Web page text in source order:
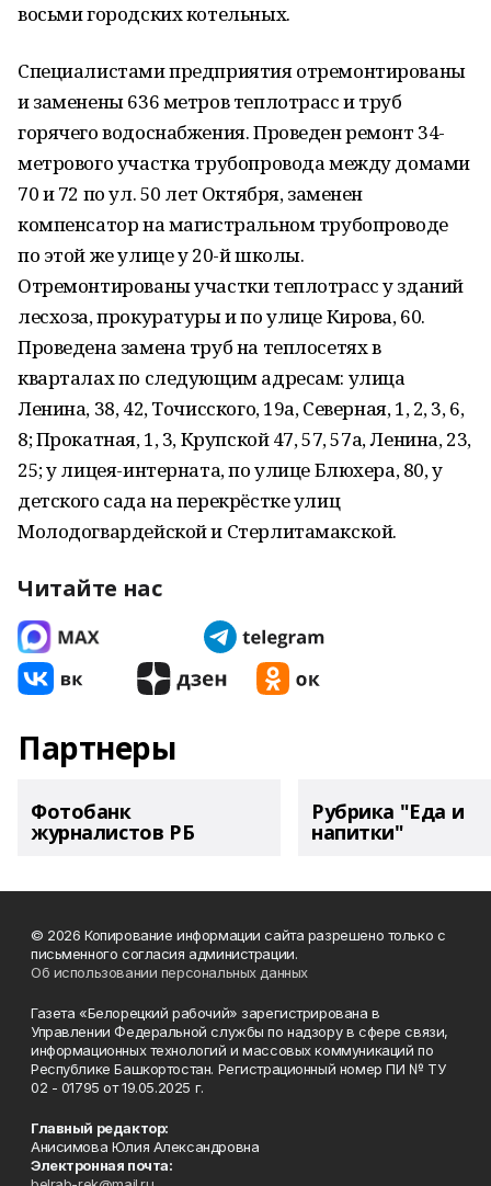
восьми городских котельных.
Специалистами предприятия отремонтированы
и заменены 636 метров теплотрасс и труб
горячего водоснабжения. Проведен ремонт 34-
метрового участка трубопровода между домами
70 и 72 по ул. 50 лет Октября, заменен
компенсатор на магистральном трубопроводе
по этой же улице у 20-й школы.
Отремонтированы участки теплотрасс у зданий
лесхоза, прокуратуры и по улице Кирова, 60.
Проведена замена труб на теплосетях в
кварталах по следующим адресам: улица
Ленина, 38, 42, Точисского, 19а, Северная, 1, 2, 3, 6,
8; Прокатная, 1, 3, Крупской 47, 57, 57а, Ленина, 23,
25; у лицея-интерната, по улице Блюхера, 80, у
детского сада на перекрёстке улиц
Молодогвардейской и Стерлитамакской.
Читайте нас
Партнеры
Фотобанк
журналистов РБ
Рубрика "Еда и
напитки"
© 2026 Копирование информации сайта разрешено только с
письменного согласия администрации.
Об использовании персональных данных
Газета «Белорецкий рабочий» зарегистрирована в
Управлении Федеральной службы по надзору в сфере связи,
информационных технологий и массовых коммуникаций по
Республике Башкортостан. Регистрационный номер ПИ № ТУ
02 - 01795 от 19.05.2025 г.
Главный редактор:
Анисимова Юлия Александровна
Электронная почта: